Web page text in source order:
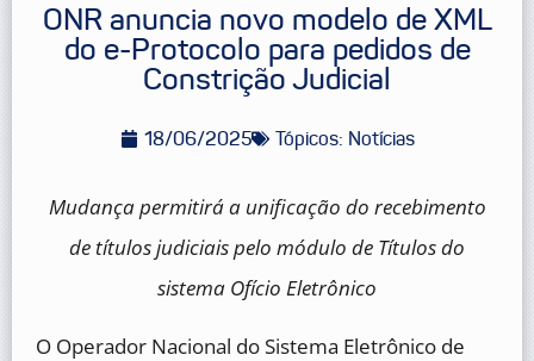
ONR anuncia novo modelo de XML
do e-Protocolo para pedidos de
Constrição Judicial
18/06/2025 Tópicos: Notícias
Mudança permitirá a unificação do recebimento
de títulos judiciais pelo módulo de Títulos do
sistema Ofício Eletrônico
O Operador Nacional do Sistema Eletrônico de